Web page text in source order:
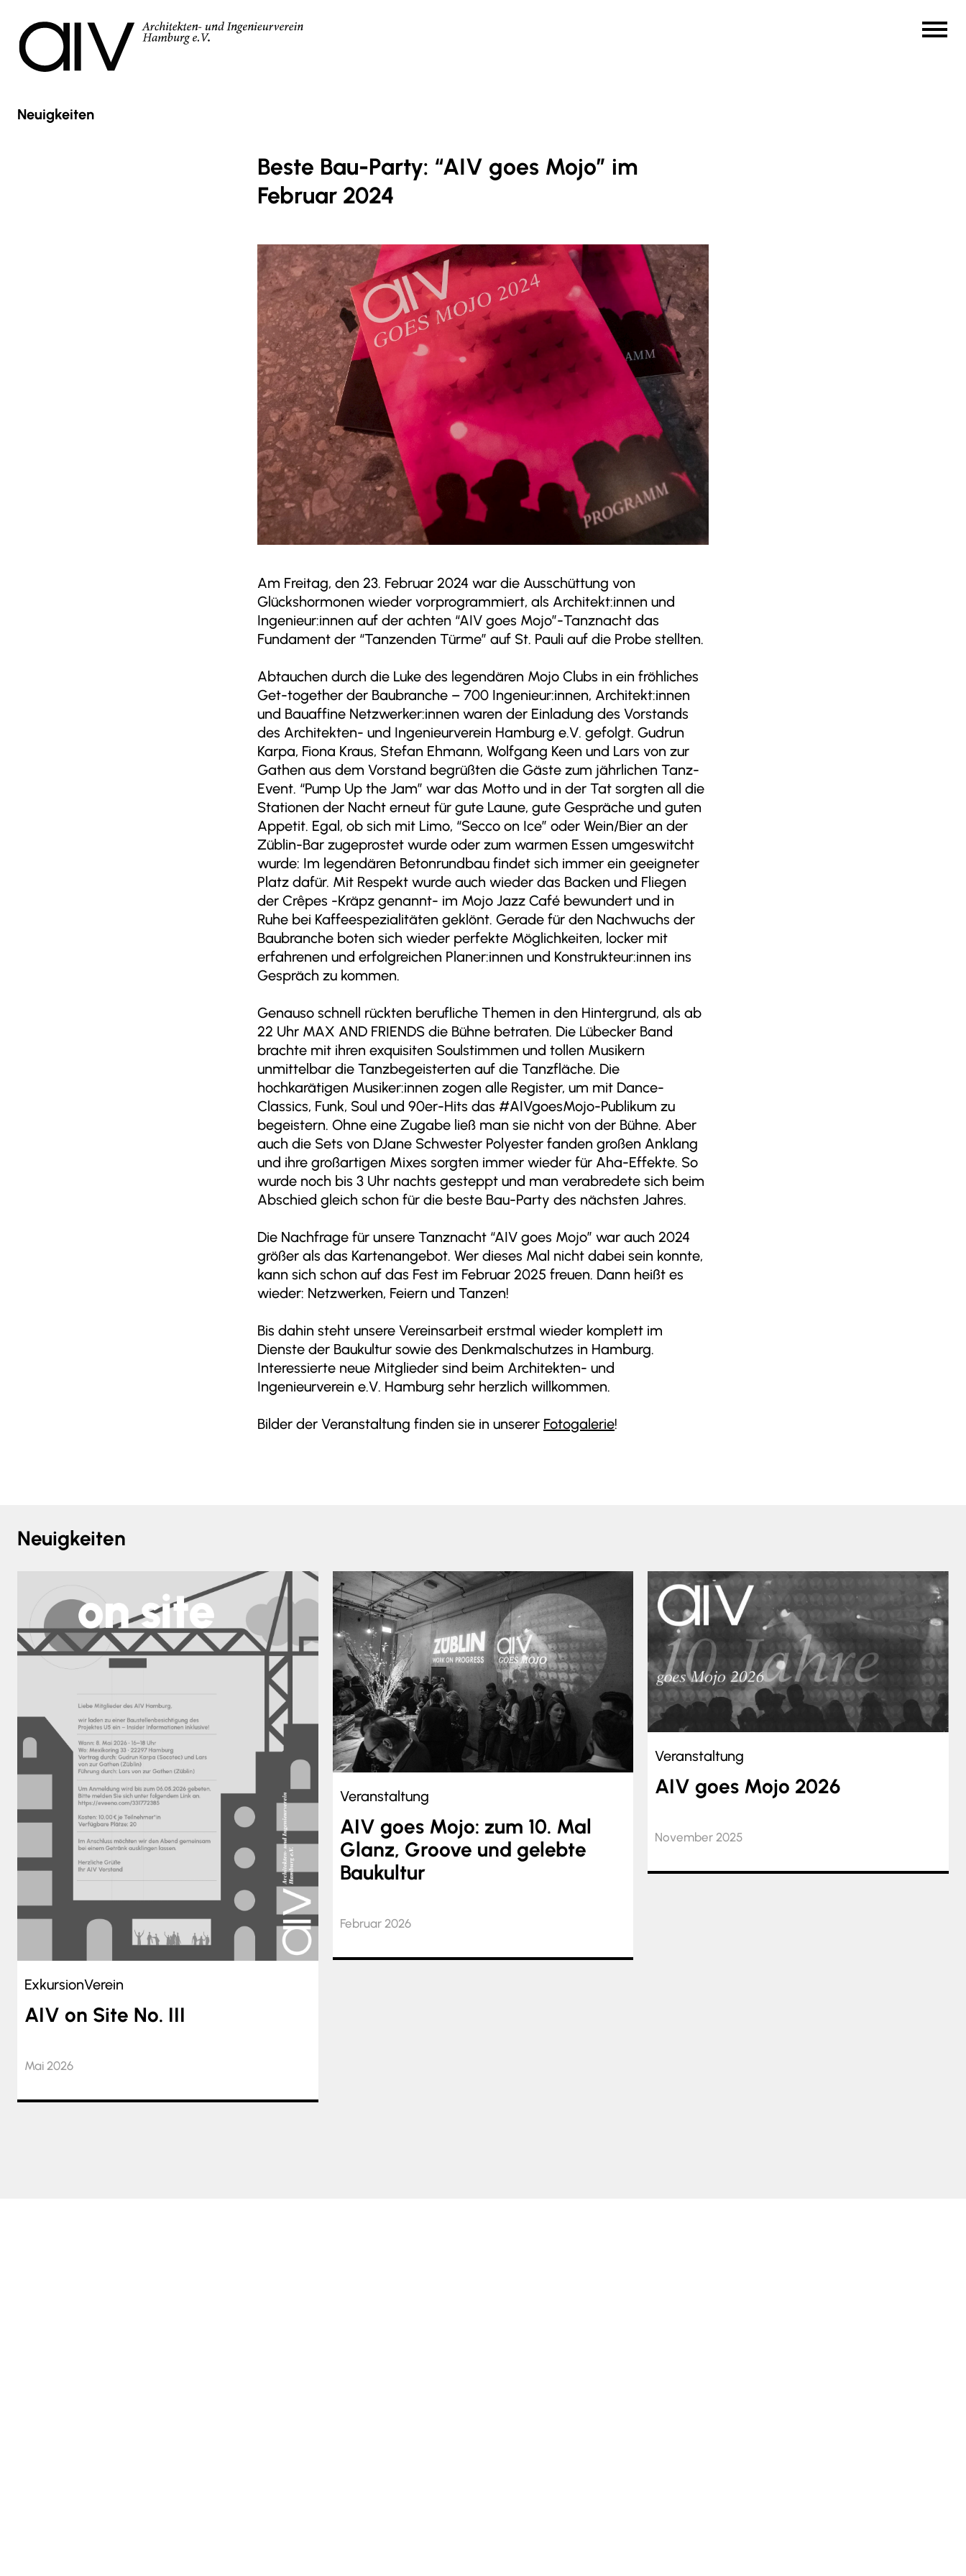
Neuigkeiten
Beste Bau-Party: “AIV goes Mojo” im
Februar 2024
Am Freitag, den 23. Februar 2024 war die Ausschüttung von
Glückshormonen wieder vorprogrammiert, als Architekt:innen und
Ingenieur:innen auf der achten “AIV goes Mojo”-Tanznacht das
Fundament der “Tanzenden Türme” auf St. Pauli auf die Probe stellten.
Abtauchen durch die Luke des legendären Mojo Clubs in ein fröhliches
Get-together der Baubranche – 700 Ingenieur:innen, Architekt:innen
und Bauaffine Netzwerker:innen waren der Einladung des Vorstands
des Architekten- und Ingenieurverein Hamburg e.V. gefolgt. Gudrun
Karpa, Fiona Kraus, Stefan Ehmann, Wolfgang Keen und Lars von zur
Gathen aus dem Vorstand begrüßten die Gäste zum jährlichen Tanz-
Event. “Pump Up the Jam” war das Motto und in der Tat sorgten all die
Stationen der Nacht erneut für gute Laune, gute Gespräche und guten
Appetit. Egal, ob sich mit Limo, “Secco on Ice” oder Wein/Bier an der
Züblin-Bar zugeprostet wurde oder zum warmen Essen umgeswitcht
wurde: Im legendären Betonrundbau findet sich immer ein geeigneter
Platz dafür. Mit Respekt wurde auch wieder das Backen und Fliegen
der Crêpes -Kräpz genannt- im Mojo Jazz Café bewundert und in
Ruhe bei Kaffeespezialitäten geklönt. Gerade für den Nachwuchs der
Baubranche boten sich wieder perfekte Möglichkeiten, locker mit
erfahrenen und erfolgreichen Planer:innen und Konstrukteur:innen ins
Gespräch zu kommen.
Genauso schnell rückten berufliche Themen in den Hintergrund, als ab
22 Uhr MAX AND FRIENDS die Bühne betraten. Die Lübecker Band
brachte mit ihren exquisiten Soulstimmen und tollen Musikern
unmittelbar die Tanzbegeisterten auf die Tanzfläche. Die
hochkarätigen Musiker:innen zogen alle Register, um mit Dance-
Classics, Funk, Soul und 90er-Hits das #AIVgoesMojo-Publikum zu
begeistern. Ohne eine Zugabe ließ man sie nicht von der Bühne. Aber
auch die Sets von DJane Schwester Polyester fanden großen Anklang
und ihre großartigen Mixes sorgten immer wieder für Aha-Effekte. So
wurde noch bis 3 Uhr nachts gesteppt und man verabredete sich beim
Abschied gleich schon für die beste Bau-Party des nächsten Jahres.
Die Nachfrage für unsere Tanznacht “AIV goes Mojo” war auch 2024
größer als das Kartenangebot. Wer dieses Mal nicht dabei sein konnte,
kann sich schon auf das Fest im Februar 2025 freuen. Dann heißt es
wieder: Netzwerken, Feiern und Tanzen!
Bis dahin steht unsere Vereinsarbeit erstmal wieder komplett im
Dienste der Baukultur sowie des Denkmalschutzes in Hamburg.
Interessierte neue Mitglieder sind beim Architekten- und
Ingenieurverein e.V. Hamburg sehr herzlich willkommen.
Bilder der Veranstaltung finden sie in unserer Fotogalerie!
Neuigkeiten
ExkursionVerein
AIV on Site No. III
Mai 2026
Veranstaltung
AIV goes Mojo: zum 10. Mal
Glanz, Groove und gelebte
Baukultur
Februar 2026
Veranstaltung
AIV goes Mojo 2026
November 2025